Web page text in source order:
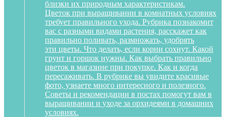
близки их природным характеристикам.
Цветок при выращивании в комнатных условиях
требует правильного ухода. Рубрика познакомит
вас с разными видами растения, расскажет как
правильно поливать, размножать, удобрять
эти цветы. Что делать, если корни сохнут. Какой
грунт и горшок нужны. Как выбрать правильно
цветок в магазине при покупке. Как и когда
пересаживать. В рубрике вы увидите красивые
фото, узнаете много интересного и полезного.
Советы и рекомендации в постах помогут вам в
выращивании и уходе за орхидеями в домашних
условиях.